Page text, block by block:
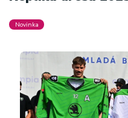
Novinka